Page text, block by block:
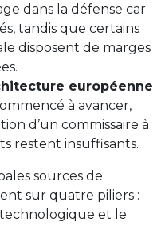
dans la défense car
tandis que certains
disposent de marges
européenne
à avancer,
d’un commissaire à
restent insuffisants.
sources de
sur quatre piliers :
technologique et le